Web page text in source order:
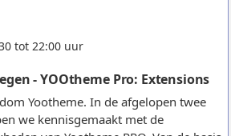
tot 22:00 uur
- YOOtheme Pro: Extensions
Yootheme. In de afgelopen twee
we kennisgemaakt met de